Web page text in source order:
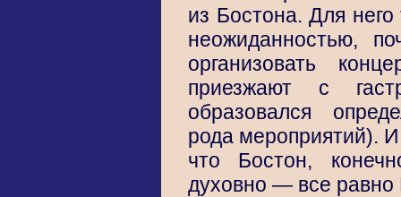
из Бостона. Для него
неожиданностью,
организовать
приезжают с
образовался
рода мероприятий).
что Бостон,
духовно — все равно